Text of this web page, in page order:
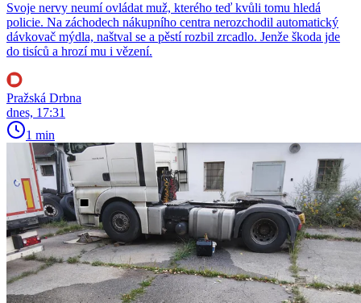
Svoje nervy neumí ovládat muž, kterého teď kvůli tomu hledá
policie. Na záchodech nákupního centra nerozchodil automatický
dávkovač mýdla, naštval se a pěstí rozbil zrcadlo. Jenže škoda jde
do tisíců a hrozí mu i vězení.
Pražská Drbna
dnes, 17:31
1 min